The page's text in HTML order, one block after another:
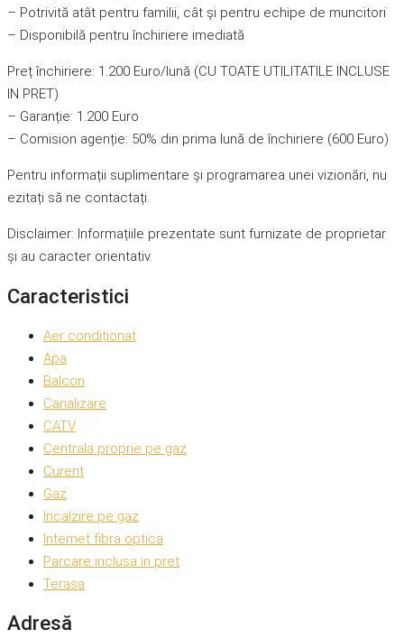
– Potrivită atât pentru familii, cât și pentru echipe de muncitori
– Disponibilă pentru închiriere imediată
Preț închiriere: 1.200 Euro/lună (CU TOATE UTILITATILE INCLUSE
IN PRET)
– Garanție: 1.200 Euro
– Comision agenție: 50% din prima lună de închiriere (600 Euro)
Pentru informații suplimentare și programarea unei vizionări, nu
ezitați să ne contactați.
Disclaimer: Informațiile prezentate sunt furnizate de proprietar
și au caracter orientativ.
Caracteristici
Aer condiționat
Apa
Balcon
Canalizare
CATV
Centrala proprie pe gaz
Curent
Gaz
Incalzire pe gaz
Internet fibra optica
Parcare inclusa in pret
Terasa
Adresă